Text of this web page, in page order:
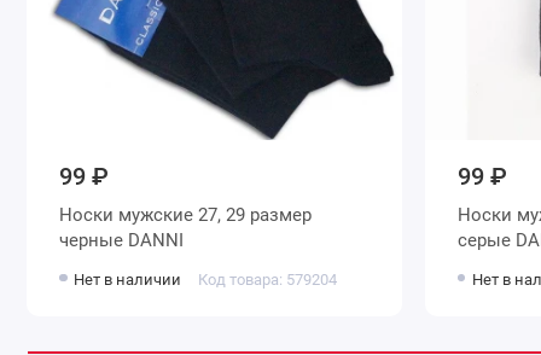
99 ₽
Носки мужские 27, 29 размер
черные DANNI
Нет в наличии Код товара: 579204
99 ₽
Носки мужские 27, 29 размер
Нет в